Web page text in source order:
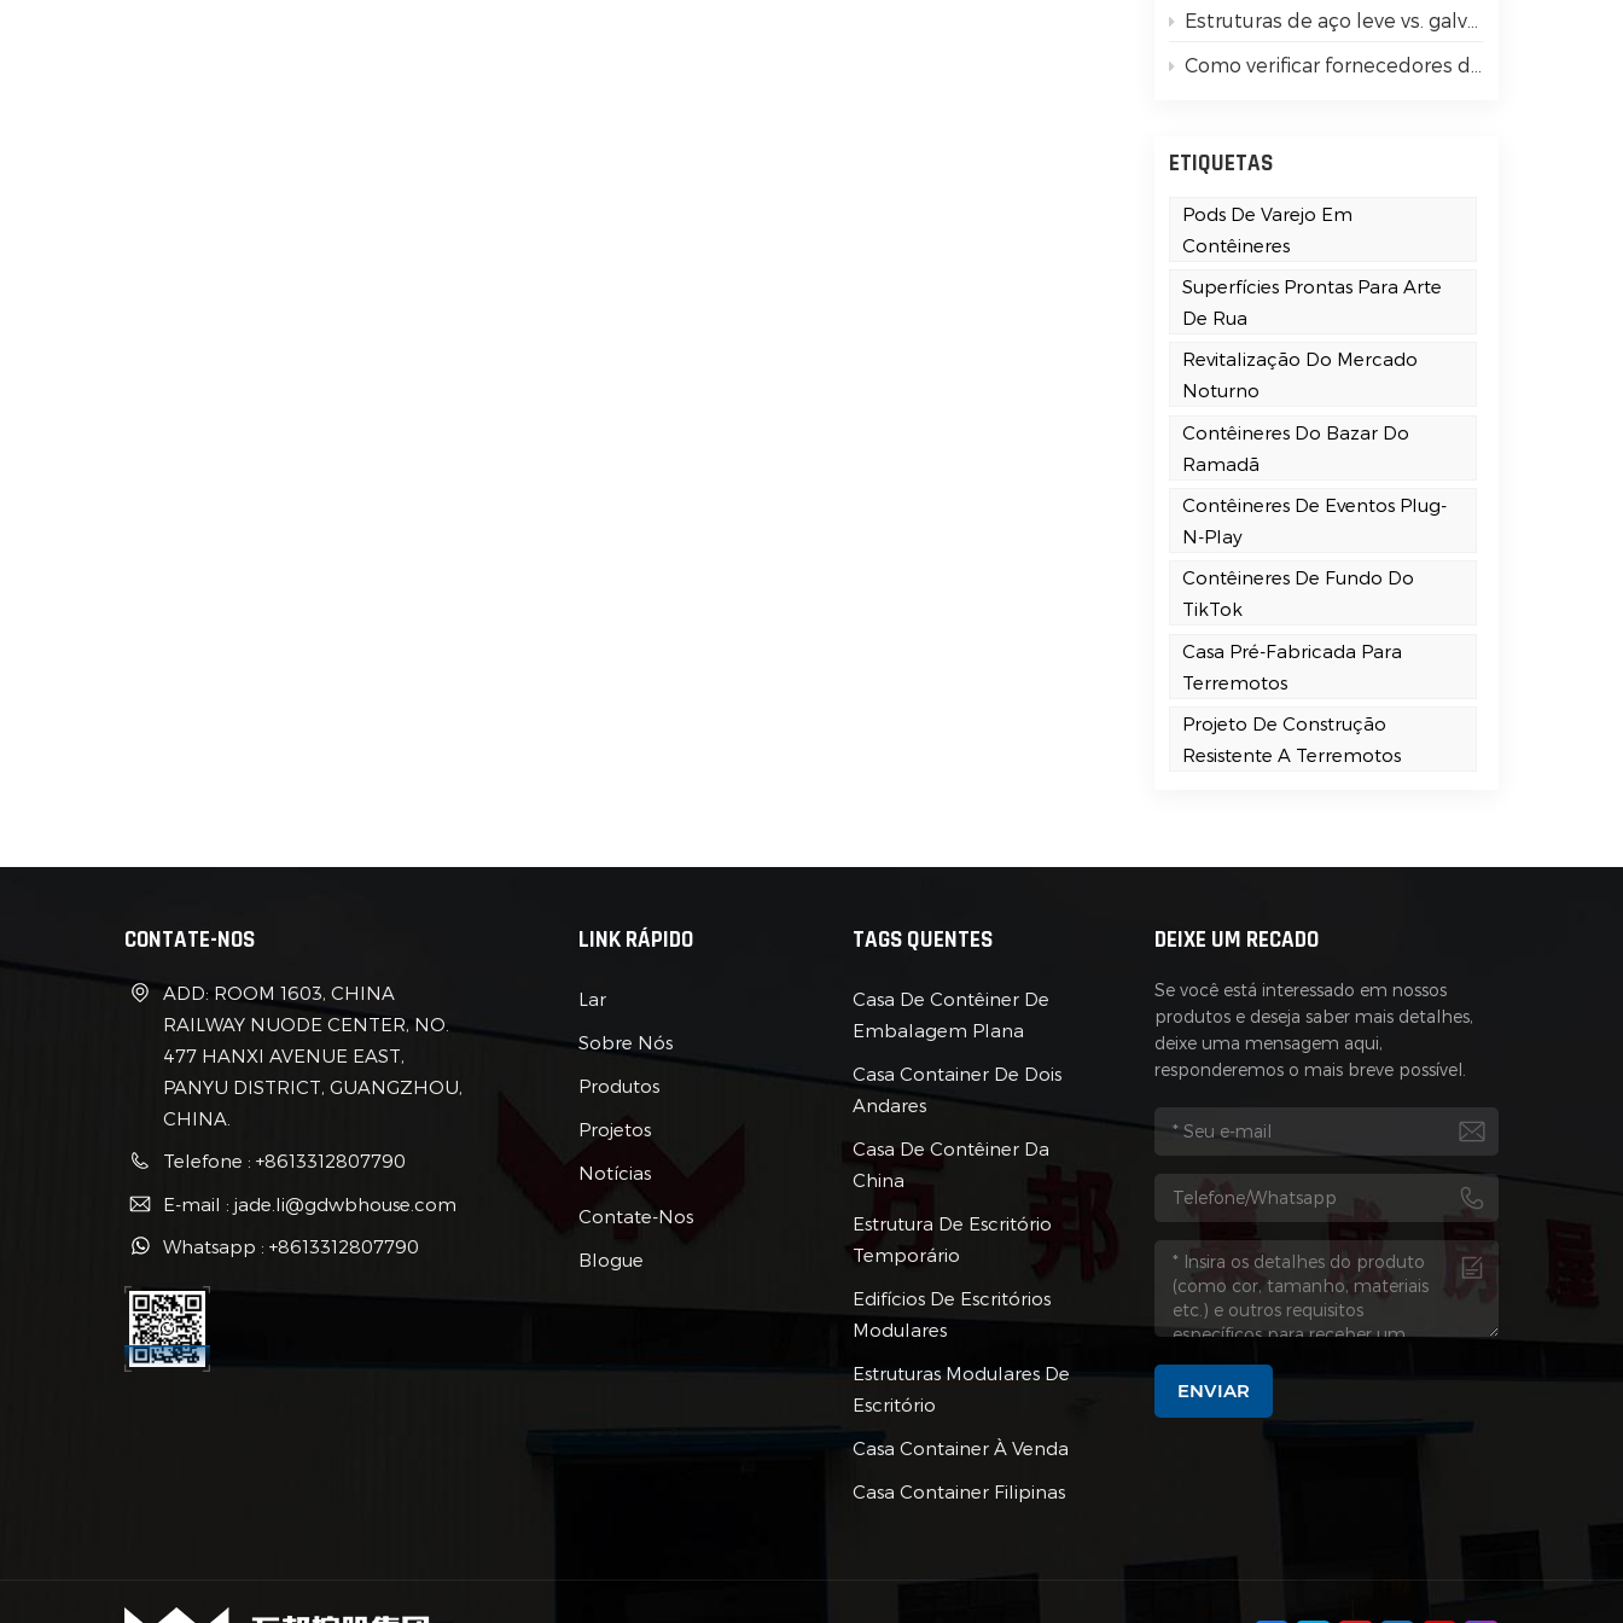
Estruturas de aço leve vs. galvanizadas de alta resistência: guia simples para iniciantes
Como verificar fornecedores de casas de contêineres com certificação ISO 9001
ETIQUETAS
Pods De Varejo Em
Contêineres
Superfícies Prontas Para Arte
De Rua
Revitalização Do Mercado
Noturno
Contêineres Do Bazar Do
Ramadã
Contêineres De Eventos Plug-
N-Play
Contêineres De Fundo Do
TikTok
Casa Pré-Fabricada Para
Terremotos
Projeto De Construção
Resistente A Terremotos
CONTATE-NOS
ADD: ROOM 1603, CHINA
RAILWAY NUODE CENTER, NO.
477 HANXI AVENUE EAST,
PANYU DISTRICT, GUANGZHOU,
CHINA.
Telefone : +8613312807790
E-mail : jade.li@gdwbhouse.com
Whatsapp : +8613312807790
LINK RÁPIDO
Lar
Sobre Nós
Produtos
Projetos
Notícias
Contate-Nos
Blogue
TAGS QUENTES
Casa De Contêiner De
Embalagem Plana
Casa Container De Dois
Andares
Casa De Contêiner Da
China
Estrutura De Escritório
Temporário
Edifícios De Escritórios
Modulares
Estruturas Modulares De
Escritório
Casa Container À Venda
Casa Container Filipinas
DEIXE UM RECADO
Se você está interessado em nossos
produtos e deseja saber mais detalhes,
deixe uma mensagem aqui,
responderemos o mais breve possível.
ENVIAR